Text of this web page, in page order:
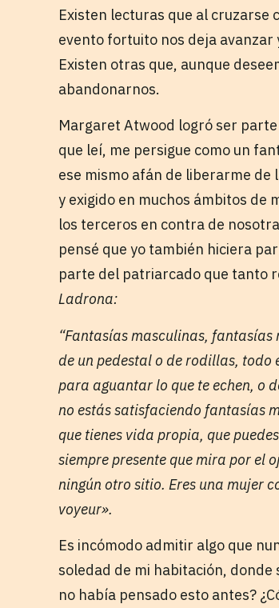
Existen lecturas que al cruzarse
evento fortuito nos deja avanzar
Existen otras que, aunque
abandonarnos.
Margaret Atwood logró ser
que leí, me persigue como un
ese mismo afán de liberarme
y exigido en muchos ámbitos de
los terceros en contra de
pensé que yo también hiciera
parte del patriarcado que tanto
Ladrona:
“Fantasías masculinas, fantasías
de un pedestal o de rodillas, todo
para aguantar lo que te echen, o
no estás satisfaciendo fantasías
que tienes vida propia, que
siempre presente que mira por el
ningún otro sitio. Eres una mujer
voyeur».
Es incómodo admitir algo que
soledad de mi habitación, donde
no había pensado esto antes?